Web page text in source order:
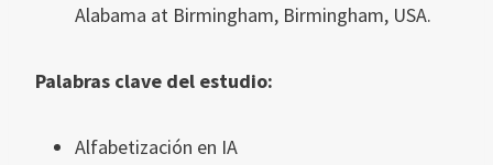
Alabama at Birmingham, Birmingham, USA.
Palabras clave del estudio:
Alfabetización en IA